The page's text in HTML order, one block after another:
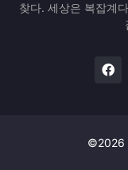
찾다. 세상은 복잡계
©2026